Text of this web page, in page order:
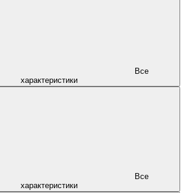
характеристики
характеристики